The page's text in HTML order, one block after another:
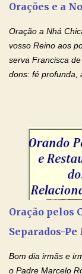
amo. Nós
espiritual, através
ensanguentadas
apesar de toda a
Orações e a
Oração a Nhá
vosso Reino aos
serva Francisca
dons: fé profunda,
Senhor Jesus
Amém. Novena a
celestiais através
(Rezar durante
recorro a vós
entregueis nas
o pedido). Acolhei,
Oração pelos
Separados-
Bom dia irmãs e
o Padre Marcelo